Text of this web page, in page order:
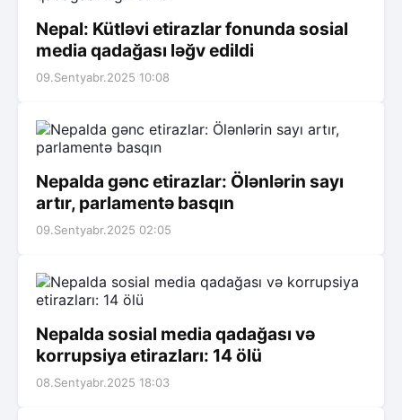
Nepal: Kütləvi etirazlar fonunda sosial
media qadağası ləğv edildi
09.Sentyabr.2025 10:08
Nepalda gənc etirazlar: Ölənlərin sayı
artır, parlamentə basqın
09.Sentyabr.2025 02:05
Nepalda sosial media qadağası və
korrupsiya etirazları: 14 ölü
08.Sentyabr.2025 18:03